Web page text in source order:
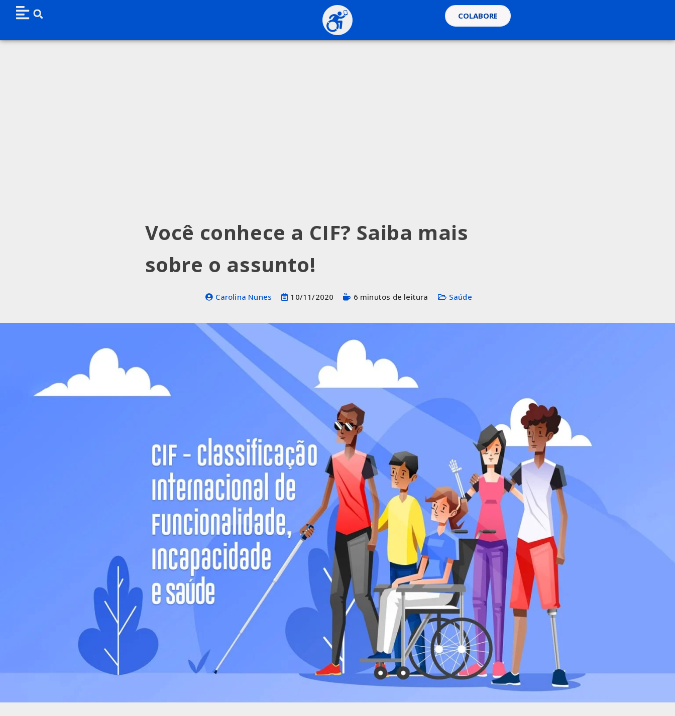
COLABORE
Você conhece a CIF? Saiba mais
sobre o assunto!
Carolina Nunes 10/11/2020 6 minutos de leitura Saúde